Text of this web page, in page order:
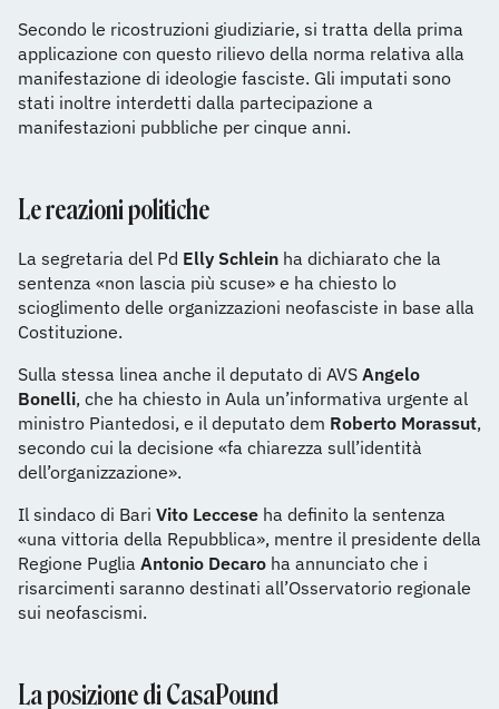
Secondo le ricostruzioni giudiziarie, si tratta della prima
applicazione con questo rilievo della norma relativa alla
manifestazione di ideologie fasciste. Gli imputati sono
stati inoltre interdetti dalla partecipazione a
manifestazioni pubbliche per cinque anni.
Le reazioni politiche
La segretaria del Pd Elly Schlein ha dichiarato che la
sentenza «non lascia più scuse» e ha chiesto lo
scioglimento delle organizzazioni neofasciste in base alla
Costituzione.
Sulla stessa linea anche il deputato di AVS Angelo
Bonelli, che ha chiesto in Aula un’informativa urgente al
ministro Piantedosi, e il deputato dem Roberto Morassut,
secondo cui la decisione «fa chiarezza sull’identità
dell’organizzazione».
Il sindaco di Bari Vito Leccese ha definito la sentenza
«una vittoria della Repubblica», mentre il presidente della
Regione Puglia Antonio Decaro ha annunciato che i
risarcimenti saranno destinati all’Osservatorio regionale
sui neofascismi.
La posizione di CasaPound